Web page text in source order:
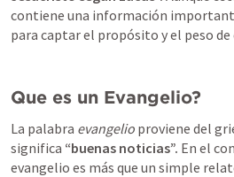
contiene una información
para captar el propósito y el peso
Que es un Evangelio?
La palabra evangelio proviene del
significa “buenas noticias”. En el
evangelio es más que un simple